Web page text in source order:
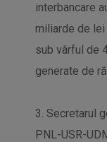
interbancare
miliarde de lei
sub vârful de
generate de
3. Secretarul
PNL-USR-